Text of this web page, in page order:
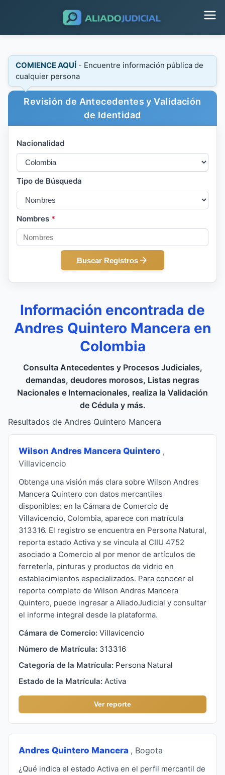
COMIENCE AQUÍ - Encuentre información pública de
cualquier persona
Revisión de Antecedentes y Validación
de Identidad
Nacionalidad
Tipo de Búsqueda
Nombres *
Buscar Registros
Información encontrada de
Andres Quintero Mancera en
Colombia
Consulta Antecedentes y Procesos Judiciales,
demandas, deudores morosos, Listas negras
Nacionales e Internacionales, realiza la Validación
de Cédula y más.
Resultados de Andres Quintero Mancera
Wilson Andres Mancera Quintero ,
Villavicencio
Obtenga una visión más clara sobre Wilson Andres
Mancera Quintero con datos mercantiles
disponibles: en la Cámara de Comercio de
Villavicencio, Colombia, aparece con matrícula
313316. El registro se encuentra en Persona Natural,
reporta estado Activa y se vincula al CIIU 4752
asociado a Comercio al por menor de artículos de
ferretería, pinturas y productos de vidrio en
establecimientos especializados. Para conocer el
reporte completo de Wilson Andres Mancera
Quintero, puede ingresar a AliadoJudicial y consultar
el informe integral desde la plataforma.
Cámara de Comercio: Villavicencio
Número de Matrícula: 313316
Categoría de la Matrícula: Persona Natural
Estado de la Matrícula: Activa
Ver reporte
Andres Quintero Mancera , Bogota
¿Qué indica el estado Activa en el perfil mercantil de